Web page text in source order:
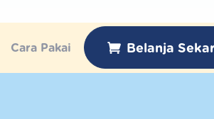
Cara Pakai Belanja